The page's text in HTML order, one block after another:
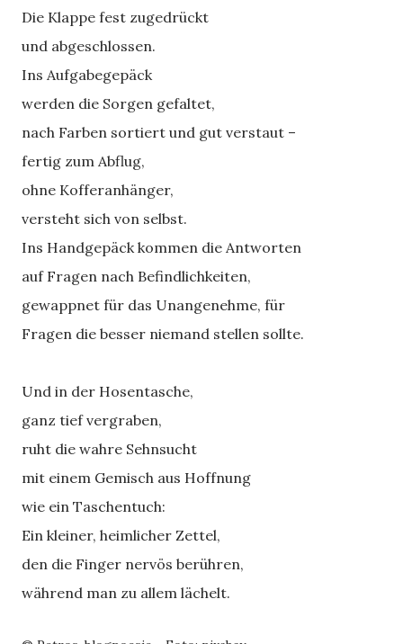
Die Klappe fest zugedrückt
und abgeschlossen.
Ins Aufgabegepäck
werden die Sorgen gefaltet,
nach Farben sortiert und gut verstaut –
fertig zum Abflug,
ohne Kofferanhänger,
versteht sich von selbst.
Ins Handgepäck kommen die Antworten
auf Fragen nach Befindlichkeiten,
gewappnet für das Unangenehme, für
Fragen die besser niemand stellen sollte.
Und in der Hosentasche,
ganz tief vergraben,
ruht die wahre Sehnsucht
mit einem Gemisch aus Hoffnung
wie ein Taschentuch:
Ein kleiner, heimlicher Zettel,
den die Finger nervös berühren,
während man zu allem lächelt.